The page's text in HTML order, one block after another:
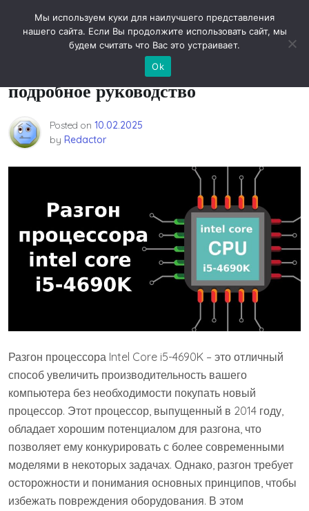
Новости технологий
Разгон Intel Core i5-4690K:
подробное руководство
Posted on 10.02.2025
by Redactor
Разгон процессора Intel Core i5-4690K – это отличный
способ увеличить производительность вашего
компьютера без необходимости покупать новый
процессор. Этот процессор, выпущенный в 2014 году,
обладает хорошим потенциалом для разгона, что
позволяет ему конкурировать с более современными
моделями в некоторых задачах. Однако, разгон требует
осторожности и понимания основных принципов, чтобы
избежать повреждения оборудования. В этом
Мы используем куки для наилучшего представления
нашего сайта. Если Вы продолжите использовать сайт, мы
будем считать что Вас это устраивает.
Ok